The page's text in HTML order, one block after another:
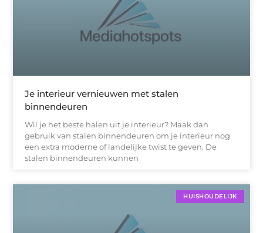
Je interieur vernieuwen met stalen
binnendeuren
Wil je het beste halen uit je interieur? Maak dan
gebruik van stalen binnendeuren om je interieur nog
een extra moderne of landelijke twist te geven. De
stalen binnendeuren kunnen
HUISHOUDELIJK